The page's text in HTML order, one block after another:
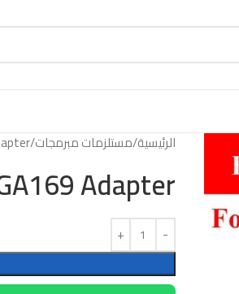
الرئيسية مستلزمات مبرمجات
Adapter